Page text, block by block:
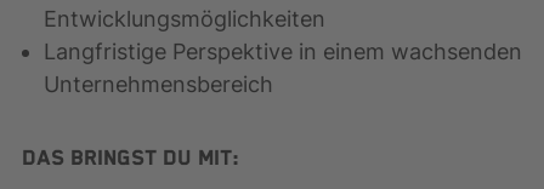
Entwicklungsmöglichkeiten
Langfristige Perspektive in einem wachsenden
Unternehmensbereich
Das bringst Du mit: